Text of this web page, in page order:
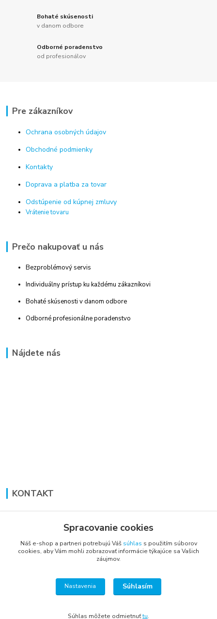
Bohaté skúsenosti
v danom odbore
Odborné poradenstvo
od profesionálov
Pre zákazníkov
Ochrana osobných údajov
Obchodné podmienky
Kontakty
Doprava a platba za tovar
Odstúpenie od kúpnej zmluvy
Vrátenie tovaru
Prečo nakupovať u nás
Bezproblémový servis
Individuálny prístup ku každému zákazníkovi
Bohaté skúsenosti v danom odbore
Odborné profesionálne poradenstvo
Nájdete nás
KONTAKT
+421 948 711 774
vsetkoprenabytok@gmail.com
Spracovanie cookies
Náš e-shop a partneri potrebujú Váš súhlas s použitím súborov
cookies, aby Vám mohli zobrazovať informácie týkajúce sa Vašich
záujmov.
Nastavenia Súhlasím
Súhlas môžete odmietnuťtu.